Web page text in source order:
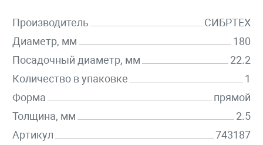
Производитель
СИБРТЕХ
Диаметр, мм
180
Посадочный диаметр, мм
22.2
Количество в упаковке
1
Форма
прямой
Толщина, мм
2.5
Артикул
743187